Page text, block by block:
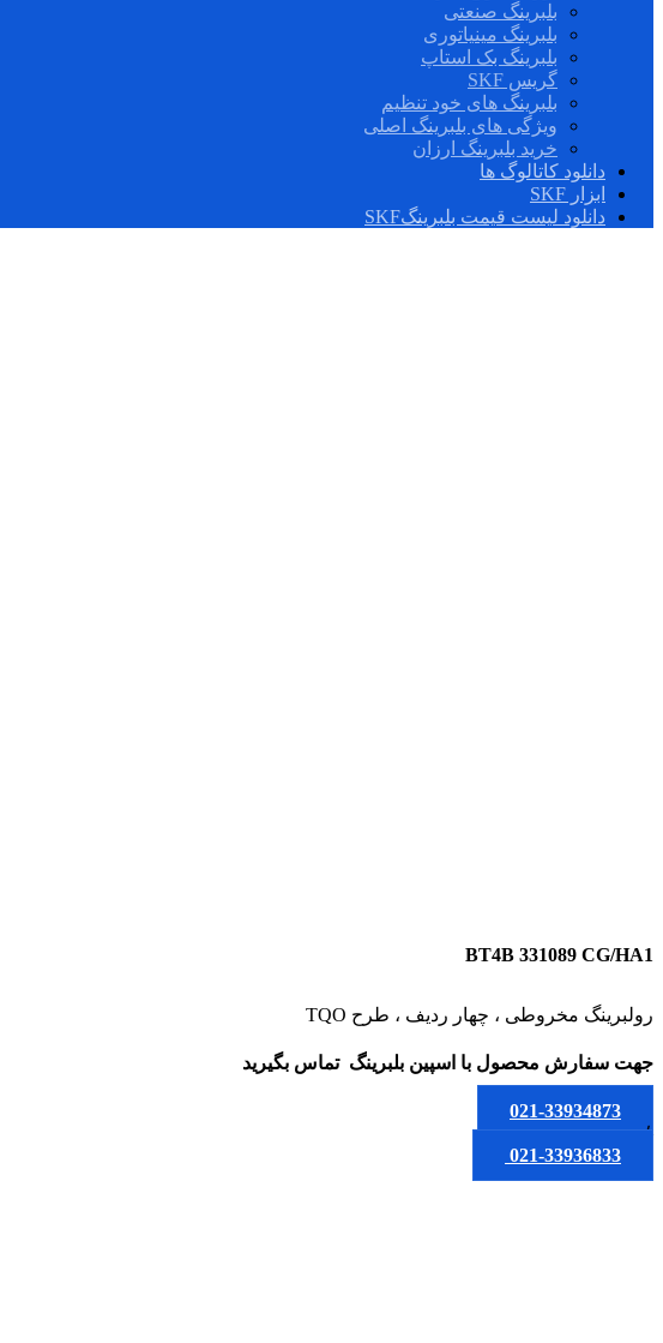
بلبرینگ صنعتی
بلبرینگ مینیاتوری
بلبرینگ بک استاپ
گریس SKF
بلبرینگ های خود تنظیم
ویژگی های بلبرینگ اصلی
خرید بلبرینگ ارزان
دانلود کاتالوگ ها
ابزار SKF
دانلود لیست قیمت بلبرینگSKF
BT4B 331089 CG/HA1
رولبرینگ مخروطی ، چهار ردیف ، طرح TQO
جهت سفارش محصول با اسپین بلبرینگ تماس بگیرید
021-33934873
یا
021-33936833